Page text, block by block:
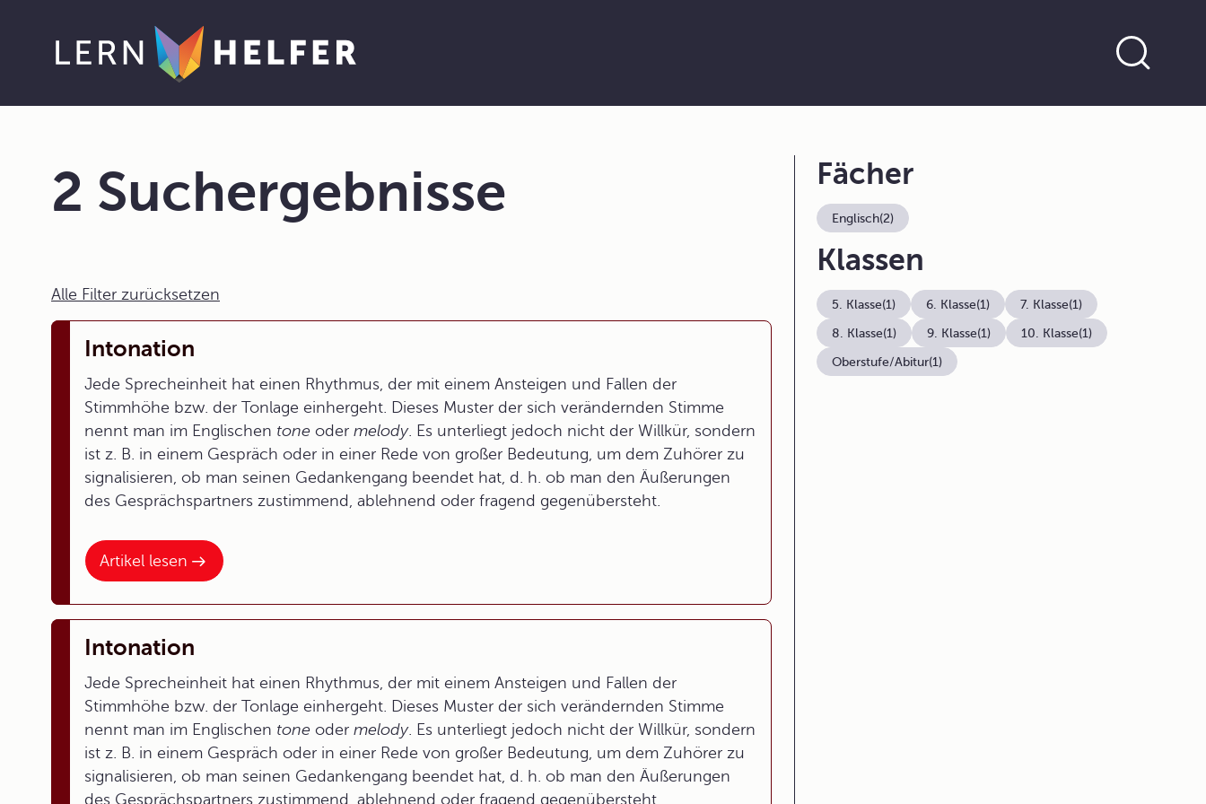
2 Suchergebnisse
Alle Filter zurücksetzen
Artikel lesen
Intonation
Jede Sprecheinheit hat einen Rhythmus, der mit einem Ansteigen und Fallen der
Stimmhöhe bzw. der Tonlage einhergeht. Dieses Muster der sich verändernden Stimme
nennt man im Englischen tone oder melody. Es unterliegt jedoch nicht der Willkür, sondern
ist z. B. in einem Gespräch oder in einer Rede von großer Bedeutung, um dem Zuhörer zu
signalisieren, ob man seinen Gedankengang beendet hat, d. h. ob man den Äußerungen
des Gesprächspartners zustimmend, ablehnend oder fragend gegenübersteht.
Intonation
Jede Sprecheinheit hat einen Rhythmus, der mit einem Ansteigen und Fallen der
Stimmhöhe bzw. der Tonlage einhergeht. Dieses Muster der sich verändernden Stimme
nennt man im Englischen tone oder melody. Es unterliegt jedoch nicht der Willkür, sondern
ist z. B. in einem Gespräch oder in einer Rede von großer Bedeutung, um dem Zuhörer zu
signalisieren, ob man seinen Gedankengang beendet hat, d. h. ob man den Äußerungen
des Gesprächspartners zustimmend, ablehnend oder fragend gegenübersteht.
Fächer
Englisch(2)
Klassen
5. Klasse(1) 6. Klasse(1) 7. Klasse(1)
8. Klasse(1) 9. Klasse(1) 10. Klasse(1)
Oberstufe/Abitur(1)